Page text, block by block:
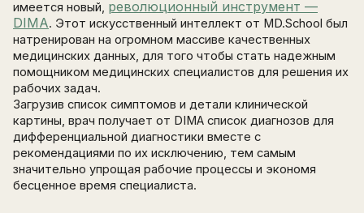
имеется новый, революционный инструмент —
DIMA. Этот искусственный интеллект от MD.School был
натренирован на огромном массиве качественных
медицинских данных, для того чтобы стать надежным
помощником медицинских специалистов для решения их
рабочих задач.
Загрузив список симптомов и детали клинической
картины, врач получает от DIMA список диагнозов для
дифференциальной диагностики вместе с
рекомендациями по их исключению, тем самым
значительно упрощая рабочие процессы и экономя
бесценное время специалиста.